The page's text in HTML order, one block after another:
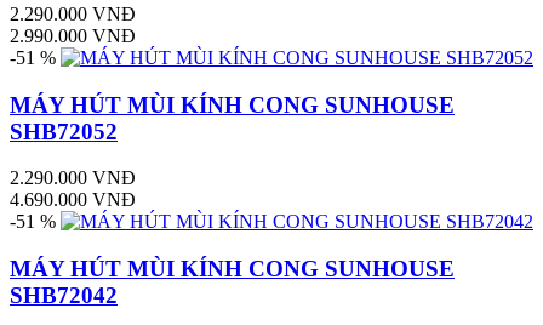
2.290.000 VNĐ
2.990.000 VNĐ
-51 %
MÁY HÚT MÙI KÍNH CONG SUNHOUSE
SHB72052
2.290.000 VNĐ
4.690.000 VNĐ
-51 %
MÁY HÚT MÙI KÍNH CONG SUNHOUSE
SHB72042